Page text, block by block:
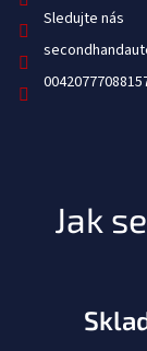
Sledujte nás
Jak